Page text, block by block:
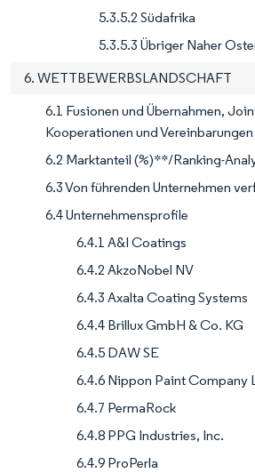
5.3.5.2 Südafrika
5.3.5.3 Übriger Naher
6. WETTBEWERBSLANDSCHAFT
6.1 Fusionen und Übernahmen,
Kooperationen und Vereinbarungen
6.2 Marktanteil (%)**/Ranking-
6.3 Von führenden Unternehmen
6.4 Unternehmensprofile
6.4.1 A&I Coatings
6.4.2 AkzoNobel NV
6.4.3 Axalta Coating Systems
6.4.4 Brillux GmbH & Co. KG
6.4.5 DAW SE
6.4.6 Nippon Paint Company
6.4.7 PermaRock
6.4.8 PPG Industries, Inc.
6.4.9 ProPerla